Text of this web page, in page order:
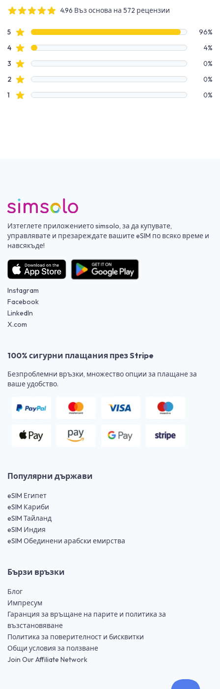
4.96 Въз основа на 572 рецензии
Данни за рецензии
5Звездни рецензии
96%
4Звездни рецензии
4%
3 Звездни рецензии
0%
2Звездни рецензии
0%
1 Звездни рецензии 0%
Изтеглете приложението simsolo, за да купувате,
управлявате и презареждате вашите eSIM по всяко време и
навсякъде!
Instagram
Facebook
LinkedIn
X.com
100% сигурни плащания през Stripe
Безпроблемни връзки, множество опции за плащане за
ваше удобство.
Популярни държави
eSIM Египет
eSIM Кариби
eSIM Тайланд
eSIM Индия
eSIM Обединени арабски емирства
Бързи връзки
Блог
Импресум
Гаранция за връщане на парите и политика за
възстановяване
Политика за поверителност и бисквитки
Общи условия за ползване
Join Our Affiliate Network